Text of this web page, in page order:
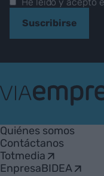
Suscribirse
Empresa
Quiénes somos
Contáctanos
Totmedia
EnpresaBIDEA